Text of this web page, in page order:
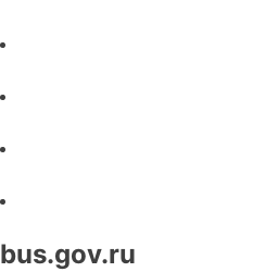
bus.gov.ru